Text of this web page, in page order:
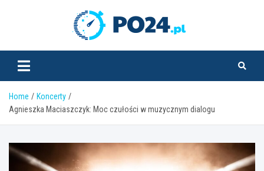
Home
Koncerty
Agnieszka Maciaszczyk: Moc czułości w muzycznym dialogu